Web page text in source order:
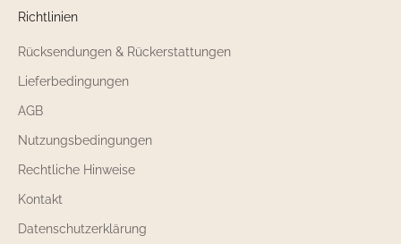
Richtlinien
Rücksendungen & Rückerstattungen
Lieferbedingungen
AGB
Nutzungsbedingungen
Rechtliche Hinweise
Kontakt
Datenschutzerklärung